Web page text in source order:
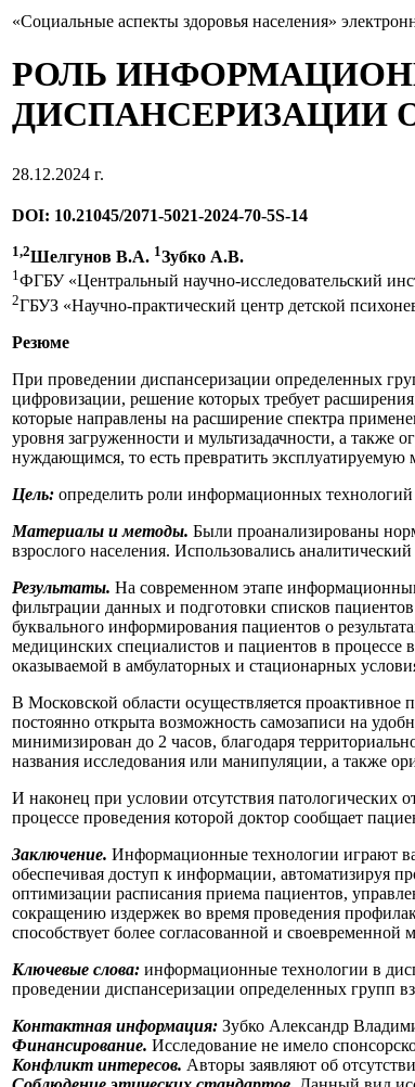
«Социальные аспекты здоровья населения»
РОЛЬ
ДИСПАНСЕРИЗАЦИИ
28.12.2024 г.
DOI: 10.21045/2071-5021-2024-70-5S-14
1,2Шелгунов В.А. 1Зубко А.В.
1ФГБУ «Центральный научно-исследовательский
2ГБУЗ «Научно-практический центр детской
Резюме
При проведении диспансеризации определенных
цифровизации, решение которых требует
которые направлены на расширение спектра
уровня загруженности и мультизадачности, а
нуждающимся, то есть превратить
Цель: определить роли информационных технологий
Материалы и методы. Были проанализированы
взрослого населения. Использовались
Результаты. На современном этапе
фильтрации данных и подготовки списков
буквального информирования пациентов о
медицинских специалистов и пациентов в
оказываемой в амбулаторных и стационарных
В Московской области осуществляется
постоянно открыта возможность самозаписи на
минимизирован до 2 часов, благодаря
названия исследования или манипуляции, а также
И наконец при условии отсутствия патологических
процессе проведения которой доктор сообщает
Заключение. Информационные технологии играют
обеспечивая доступ к информации, автоматизируя
оптимизации расписания приема пациентов,
сокращению издержек во время проведения
способствует более согласованной и
Ключевые слова: информационные технологии в
проведении диспансеризации определенных групп
Контактная информация: Зубко Александр
Финансирование. Исследование не имело
Конфликт интересов. Авторы заявляют об